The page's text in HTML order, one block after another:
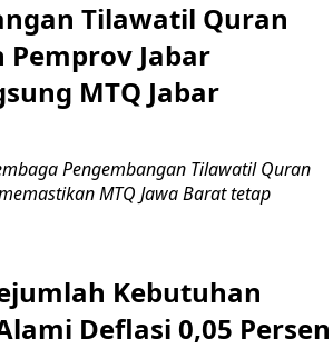
Tilawatil Quran
Jabar
MTQ Jabar
Pengembangan Tilawatil Quran
MTQ Jawa Barat tetap
Kebutuhan
Deflasi 0,05 Persen